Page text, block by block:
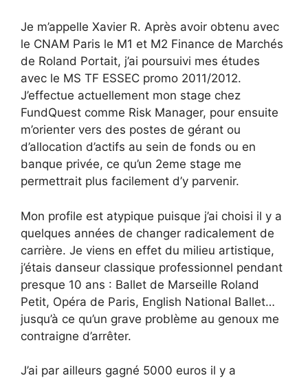
Je m’appelle Xavier R. Après avoir obtenu avec
le CNAM Paris le M1 et M2 Finance de Marchés
de Roland Portait, j’ai poursuivi mes études
avec le MS TF ESSEC promo 2011/2012.
J’effectue actuellement mon stage chez
FundQuest comme Risk Manager, pour ensuite
m’orienter vers des postes de gérant ou
d’allocation d’actifs au sein de fonds ou en
banque privée, ce qu’un 2eme stage me
permettrait plus facilement d’y parvenir.
Mon profile est atypique puisque j’ai choisi il y a
quelques années de changer radicalement de
carrière. Je viens en effet du milieu artistique,
j’étais danseur classique professionnel pendant
presque 10 ans : Ballet de Marseille Roland
Petit, Opéra de Paris, English National Ballet…
jusqu’à ce qu’un grave problème au genoux me
contraigne d’arrêter.
J’ai par ailleurs gagné 5000 euros il y a